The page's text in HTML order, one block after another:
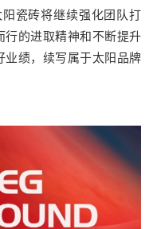
瓷砖将继续强化团队打
行的进取精神和不断提升
业绩，续写属于太阳品牌